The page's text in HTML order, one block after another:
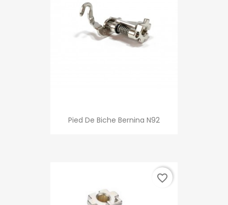
Pied De Biche Bernina N92
favorite_border